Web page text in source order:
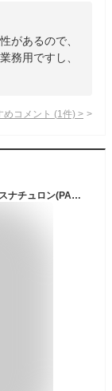
があるので、
務用ですし、
めコメント (1 件) >
パックスナチュロン ハンドクリーム(20g)【パックスナチュロン(PAX NATURON)】[べたつかない 敏感肌 うるおい 無香料]